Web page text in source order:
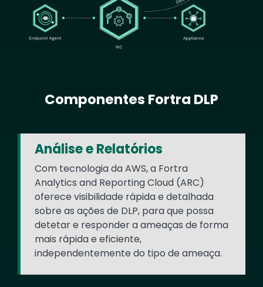
Componentes Fortra DLP
Análise e Relatórios
Com tecnologia da AWS, a Fortra
Analytics and Reporting Cloud (ARC)
oferece visibilidade rápida e detalhada
sobre as ações de DLP, para que possa
detetar e responder a ameaças de forma
mais rápida e eficiente,
independentemente do tipo de ameaça.